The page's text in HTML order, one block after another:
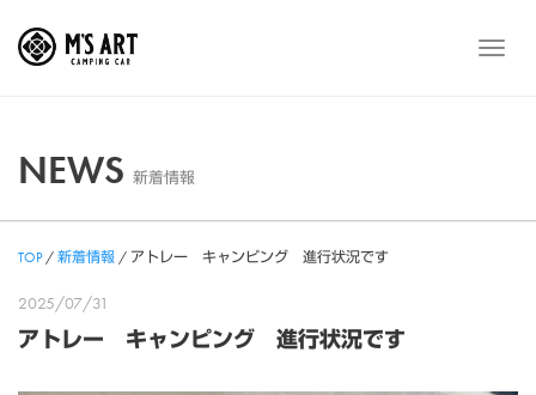
メ
NEWS 新着情報
TOP/新着情報 / アトレー キャンピング 進行状況です
2025/07/31
アトレー キャンピング 進行状況です